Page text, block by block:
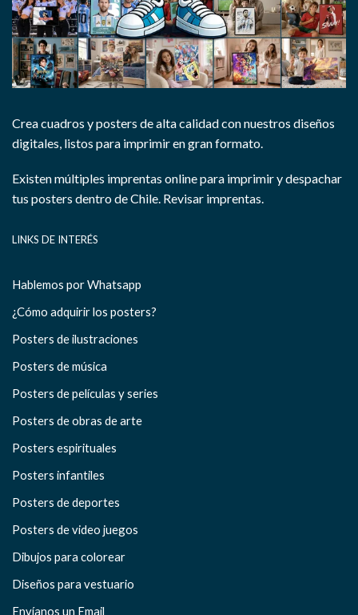
Crea cuadros y posters de alta calidad con nuestros diseños
digitales, listos para imprimir en gran formato.
Existen múltiples imprentas online para imprimir y despachar
tus posters dentro de Chile. Revisar imprentas.
LINKS DE INTERÉS
Hablemos por Whatsapp
¿Cómo adquirir los posters?
Posters de ilustraciones
Posters de música
Posters de películas y series
Posters de obras de arte
Posters espirituales
Posters infantiles
Posters de deportes
Posters de video juegos
Dibujos para colorear
Diseños para vestuario
Envíanos un Email